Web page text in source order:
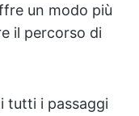
un modo più
il percorso di
tutti i passaggi